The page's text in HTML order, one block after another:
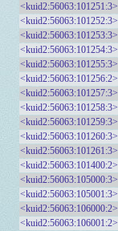
<kuid2:56063:101251:3>
<kuid2:56063:101252:3>
<kuid2:56063:101253:3>
<kuid2:56063:101254:3>
<kuid2:56063:101255:3>
<kuid2:56063:101256:2>
<kuid2:56063:101257:3>
<kuid2:56063:101258:3>
<kuid2:56063:101259:3>
<kuid2:56063:101260:3>
<kuid2:56063:101261:3>
<kuid2:56063:101400:2>
<kuid2:56063:105000:3>
<kuid2:56063:105001:3>
<kuid2:56063:106000:2>
<kuid2:56063:106001:2>